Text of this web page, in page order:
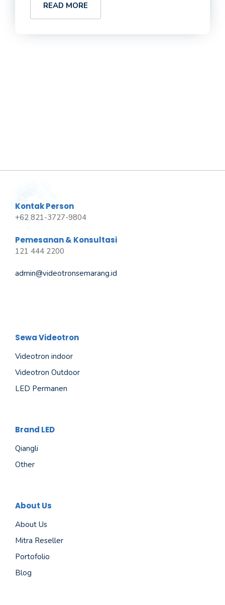
READ MORE
Kontak Person
+62 821-3727-9804
Pemesanan & Konsultasi
121 444 2200
admin@videotronsemarang.id
Sewa Videotron
Videotron indoor
Videotron Outdoor
LED Permanen
Brand LED
Qiangli
Other
About Us
About Us
Mitra Reseller
Portofolio
Blog